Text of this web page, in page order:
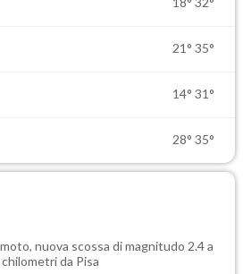
21° 35°
14° 31°
28° 35°
nuova scossa di magnitudo 2.4 a
da Pisa